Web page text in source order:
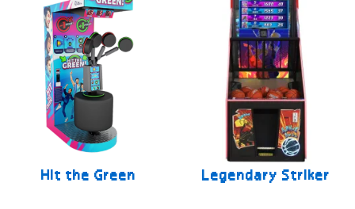
Hit the Green Legendary Striker